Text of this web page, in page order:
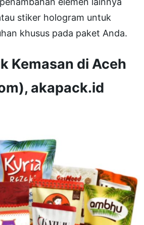
stiker hologram untuk
khusus pada paket Anda.
Kemasan di Aceh
akapack.id